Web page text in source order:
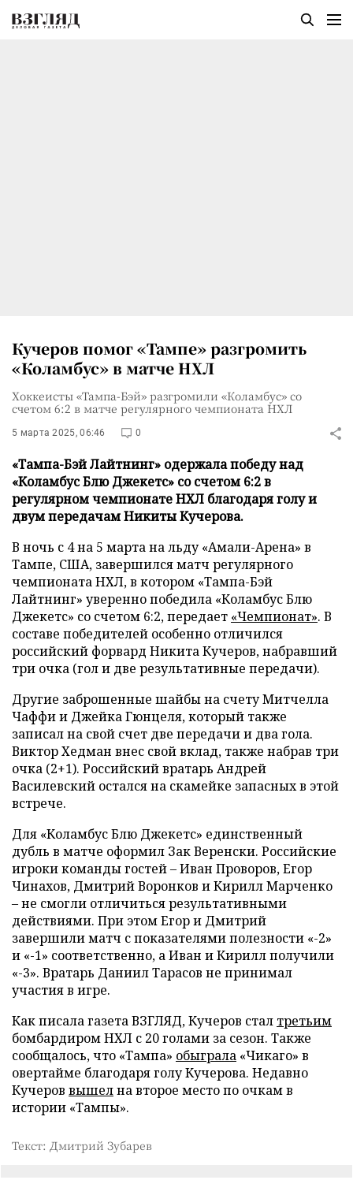
Кучеров помог «Тампе» разгромить
«Коламбус» в матче НХЛ
Хоккеисты «Тампа-Бэй» разгромили «Коламбус» со
счетом 6:2 в матче регулярного чемпионата НХЛ
5 марта 2025, 06:46 0
«Тампа-Бэй Лайтнинг» одержала победу над
«Коламбус Блю Джекетс» со счетом 6:2 в
регулярном чемпионате НХЛ благодаря голу и
двум передачам Никиты Кучерова.
В ночь с 4 на 5 марта на льду «Амали-Арена» в
Тампе, США, завершился матч регулярного
чемпионата НХЛ, в котором «Тампа-Бэй
Лайтнинг» уверенно победила «Коламбус Блю
Джекетс» со счетом 6:2, передает «Чемпионат». В
составе победителей особенно отличился
российский форвард Никита Кучеров, набравший
три очка (гол и две результативные передачи).
Другие заброшенные шайбы на счету Митчелла
Чаффи и Джейка Гюнцеля, который также
записал на свой счет две передачи и два гола.
Виктор Хедман внес свой вклад, также набрав три
очка (2+1). Российский вратарь Андрей
Василевский остался на скамейке запасных в этой
встрече.
Для «Коламбус Блю Джекетс» единственный
дубль в матче оформил Зак Веренски. Российские
игроки команды гостей – Иван Проворов, Егор
Чинахов, Дмитрий Воронков и Кирилл Марченко
– не смогли отличиться результативными
действиями. При этом Егор и Дмитрий
завершили матч с показателями полезности «-2»
и «-1» соответственно, а Иван и Кирилл получили
«-3». Вратарь Даниил Тарасов не принимал
участия в игре.
Как писала газета ВЗГЛЯД, Кучеров стал третьим
бомбардиром НХЛ с 20 голами за сезон. Также
сообщалось, что «Тампа» обыграла «Чикаго» в
овертайме благодаря голу Кучерова. Недавно
Кучеров вышелна второе место по очкам в
истории «Тампы».
Текст: Дмитрий Зубарев